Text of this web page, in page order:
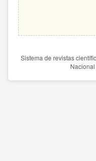
Sistema de revistas